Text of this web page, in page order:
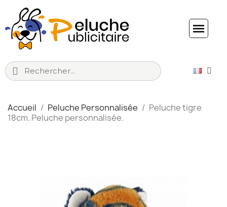
Accueil Peluche Personnalisée
Peluche tigre
18cm. Peluche personnalisée.